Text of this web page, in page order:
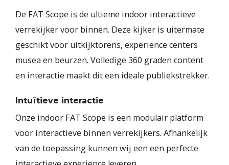
De FAT Scope is de ultieme indoor interactieve
verrekijker voor binnen. Deze kijker is uitermate
geschikt voor uitkijktorens, experience centers
musea en beurzen. Volledige 360 graden content
en interactie maakt dit een ideale publiekstrekker.
Intuïtieve interactie
Onze indoor FAT Scope is een modulair platform
voor interactieve binnen verrekijkers. Afhankelijk
van de toepassing kunnen wij een een perfecte